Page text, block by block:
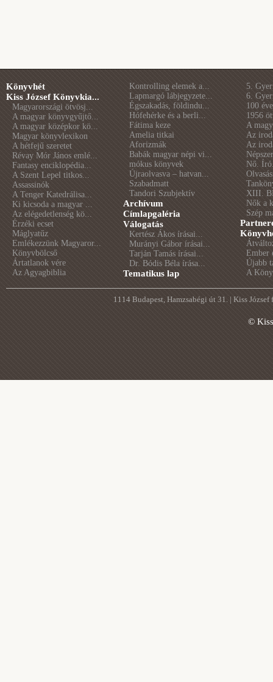
Könyvhét
Kiss József Könyvkia...
Magyarországi ötvösj...
A magyar könyvgyűjtő...
A magyar középkor kö...
Magyar könyvlexikon
A hétfejű szeretet
Révay Mór János emlé...
Fantasy enciklopédia...
A Szent Lepel titkos...
Assassinók
A Tenger Katedrálisa...
Ki kicsoda a magyar ...
Az elégedetlenség kö...
Érzéki ecset
Máglyatűz
Emlékezzünk Magyaror...
Könyvbölcső
Ártatlanok vére
Az Agyagbiblia
Kontrolling elemek a...
Lapmargó lábjegyzete...
Égszakadás, földindu...
Hófehérke és a berli...
Fátima keze
Amelia titkai
Aforizmák
Babák magyar népi vi...
mókus könyvek
Újraolvasva – hatvan...
Szabadmatt
Tandori Szubjektív
Archívum
Címlapgaléria
Válogatás
Kertész Ákos írásai...
Murányi Gábor írásai...
Tarján Tamás írásai...
Dr. Bódis Béla írása...
Tematikus lap
5.
6.
100
1956
A
Az
Az
Nő.
XIII.
Nők a
Szép
Ember
Újabb
A
1114 Budapest, Hamzsabégi út 31. | Kiss
©